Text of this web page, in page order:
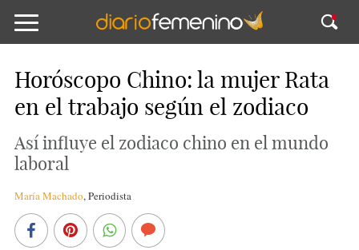
Horóscopo Chino: la mujer Rata
en el trabajo según el zodiaco
Así influye el zodiaco chino en el mundo
laboral
María Machado,Periodista